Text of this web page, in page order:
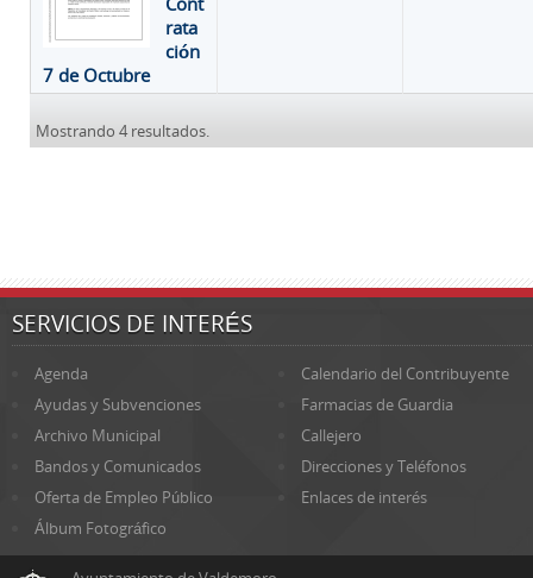
rata
ción
7 de Octubre
Mostrando 4 resultados.
SERVICIOS DE INTERÉS
Agenda
Calendario del Contribuyente
Ayudas y Subvenciones
Farmacias de Guardia
Archivo Municipal
Callejero
Bandos y Comunicados
Direcciones y Teléfonos
Oferta de Empleo Público
Enlaces de interés
Álbum Fotográfico